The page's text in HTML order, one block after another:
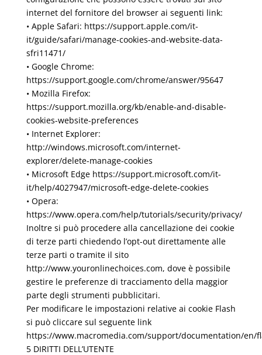
internet del fornitore del browser ai seguenti link:
• Apple Safari: https://support.apple.com/it-
it/guide/safari/manage-cookies-and-website-data-
sfri11471/
• Google Chrome:
https://support.google.com/chrome/answer/95647
• Mozilla Firefox:
https://support.mozilla.org/kb/enable-and-disable-
cookies-website-preferences
• Internet Explorer:
http://windows.microsoft.com/internet-
explorer/delete-manage-cookies
• Microsoft Edge https://support.microsoft.com/it-
it/help/4027947/microsoft-edge-delete-cookies
• Opera:
https://www.opera.com/help/tutorials/security/privacy/
Inoltre si può procedere alla cancellazione dei cookie
di terze parti chiedendo l’opt-out direttamente alle
terze parti o tramite il sito
http://www.youronlinechoices.com, dove è possibile
gestire le preferenze di tracciamento della maggior
parte degli strumenti pubblicitari.
Per modificare le impostazioni relative ai cookie Flash
si può cliccare sul seguente link
https://www.macromedia.com/support/documentation/en/
5 DIRITTI DELL’UTENTE